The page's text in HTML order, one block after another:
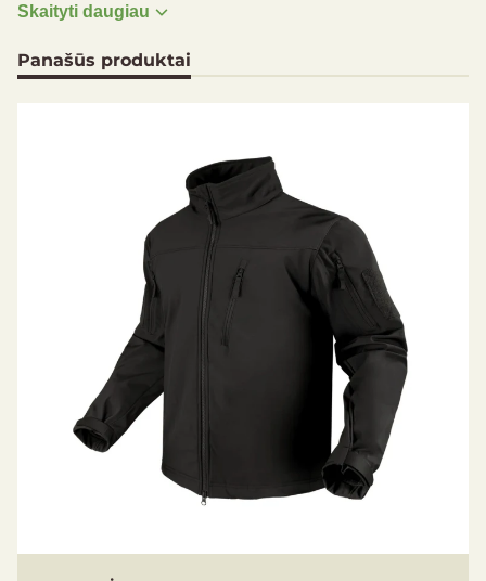
daiktų laikymui. Sustiprinti alkūnių srityje ir
užtrauktukai pažastyse pagerina patvarumą bei
komfortą, todėl striukė tinkama įvairiai veiklai ir
Phantom Softshell striukė skirta naudotojui, kuris
vertina tiek išvaizdą, tiek funkcionalumą,
siūlydama grakščią išvaizdą, slepiančią tvirtas,
misijoms paruoštas savybes.
Dvigubas YKK® užtrauktukas su audros
apsaugos atvartu
Vertikali krūtinės kišenė
Dvi įstrižos rankų kišenės
Dvi rankovių kišenės su lopų vieta
Pažastų vėdinimo užtrauktukas
Sustiprintos alkūnės
Juosmens reguliavimas virvele
Skaityti daugiau
Panašūs produktai